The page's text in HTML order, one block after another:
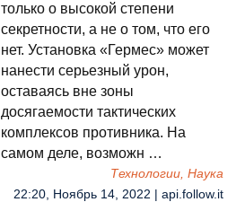
только о высокой степени
секретности, а не о том, что его
нет. Установка «Гермес» может
нанести серьезный урон,
оставаясь вне зоны
досягаемости тактических
комплексов противника. На
самом деле, возможн …
Технологии, Наука
22:20, Ноябрь 14, 2022 | api.follow.it